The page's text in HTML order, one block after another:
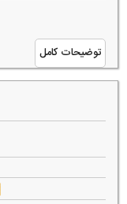
توضیحات کامل